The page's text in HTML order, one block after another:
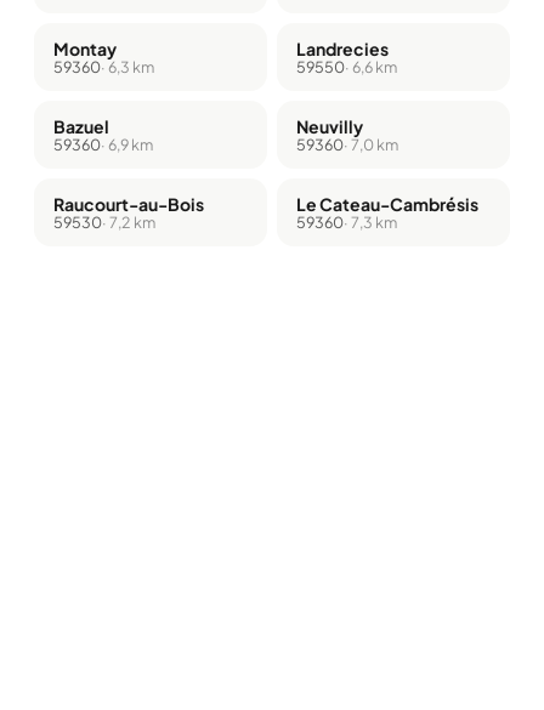
Montay
59360· 6,3 km
Landrecies
59550· 6,6 km
Bazuel
59360· 6,9 km
Neuvilly
59360· 7,0 km
Raucourt-au-Bois
59530· 7,2 km
Le Cateau-Cambrésis
59360· 7,3 km